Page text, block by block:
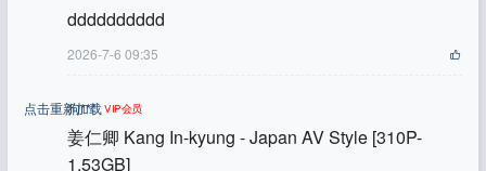
dddddddddd
2026-7-6 09:35
点击重新加载
狗*** VIP会员
姜仁卿 Kang In-kyung - Japan AV Style [310P-
1.53GB]